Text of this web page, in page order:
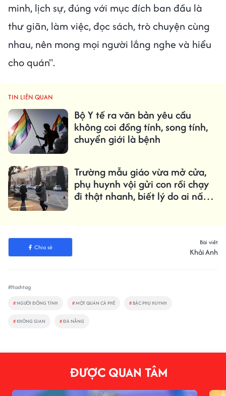
minh, lịch sự, đúng với mục đích ban đầu là
thư giãn, làm việc, đọc sách, trò chuyện cùng
nhau, nên mong mọi người lắng nghe và hiểu
cho quán".
TIN LIÊN QUAN
Bộ Y tế ra văn bản yêu cầu
không coi đồng tính, song tính,
chuyển giới là bệnh
Trường mẫu giáo vừa mở cửa,
phụ huynh vội gửi con rồi chạy
đi thật nhanh, biết lý do ai nấy
Chia sẻ
Bài viết
Khải Anh
#Hashtag
# NGƯỜI ĐỒNG TÍNH # MỘT QUÁN CÀ PHÊ # BẬC PHỤ HUYNH
# KHÔNG GIAN #ĐÀ NẴNG
ĐƯỢC QUAN TÂM